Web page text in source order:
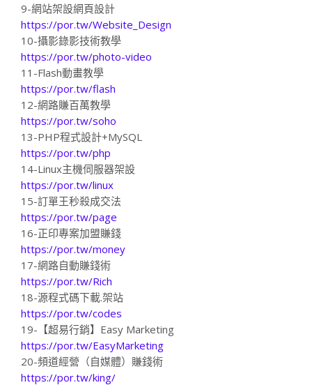
9-網站架設網頁設計
https://por.tw/Website_Design
10-攝影錄影技術教學
https://por.tw/photo-video
11-Flash動畫教學
https://por.tw/flash
12-網路賺百萬教學
https://por.tw/soho
13-PHP程式設計+MySQL
https://por.tw/php
14-Linux主機伺服器架設
https://por.tw/linux
15-訂單王秒殺成交法
https://por.tw/page
16-正印專案加盟賺錢
https://por.tw/money
17-網路自動賺錢術
https://por.tw/Rich
18-源程式碼下載.架站
https://por.tw/codes
19-【超易行銷】Easy Marketing
https://por.tw/EasyMarketing
20-頻道經營（自媒體）賺錢術
https://por.tw/king/